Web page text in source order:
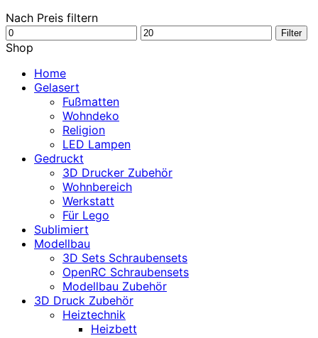
Nach Preis filtern
Min.
Preis
Max.
Filter
Shop
Home
Gelasert
Fußmatten
Wohndeko
Religion
LED Lampen
Gedruckt
3D Drucker Zubehör
Wohnbereich
Werkstatt
Für Lego
Sublimiert
Modellbau
3D Sets Schraubensets
OpenRC Schraubensets
Modellbau Zubehör
3D Druck Zubehör
Heiztechnik
Heizbett